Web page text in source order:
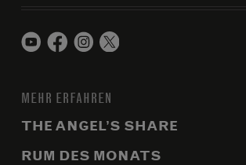
MEHR ERFAHREN
THE ANGEL’S SHARE
RUM DES MONATS